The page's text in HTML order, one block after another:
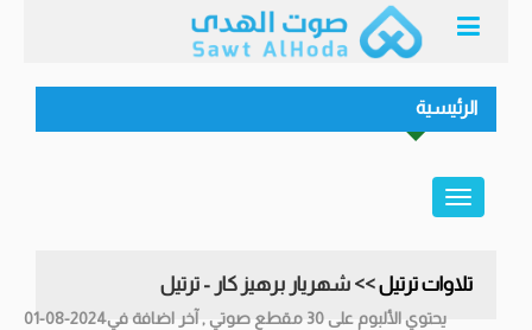
الرئيسية
تلاوات ترتيل>> شهريار برهيز كار - ترتيل
يحتوي الألبوم على 30 مقطع صوتي , آخر اضافة في2024-08-01